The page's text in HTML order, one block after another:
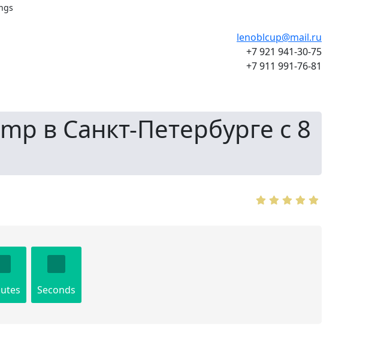
lenoblcup@mail.ru
+7 921 941-30-75
+7 911 991-76-81
в Санкт-Петербурге с 8
Seconds